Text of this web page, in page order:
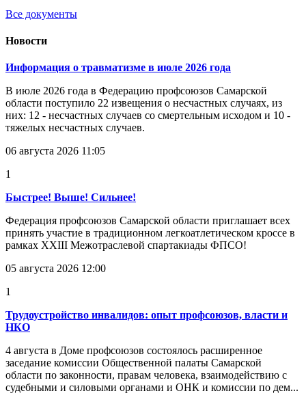
Все документы
Новости
Информация о травматизме в июле 2026 года
В июле 2026 года в Федерацию профсоюзов Самарской
области поступило 22 извещения о несчастных случаях, из
них: 12 - несчастных случаев со смертельным исходом и 10 -
тяжелых несчастных случаев.
06 августа 2026 11:05
1
Быстрее! Выше! Сильнее!
Федерация профсоюзов Самарской области приглашает всех
принять участие в традиционном легкоатлетическом кроссе в
рамках XXIII Межотраслевой спартакиады ФПСО!
05 августа 2026 12:00
1
Трудоустройство инвалидов: опыт профсоюзов, власти и
НКО
4 августа в Доме профсоюзов состоялось расширенное
заседание комиссии Общественной палаты Самарской
области по законности, правам человека, взаимодействию с
судебными и силовыми органами и ОНК и комиссии по дем...